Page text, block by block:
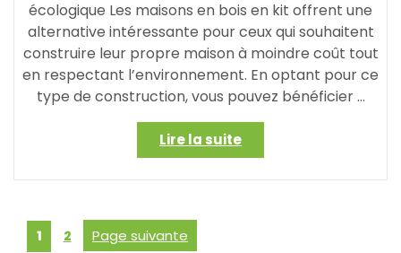
écologique Les maisons en bois en kit offrent une
alternative intéressante pour ceux qui souhaitent
construire leur propre maison à moindre coût tout
en respectant l’environnement. En optant pour ce
type de construction, vous pouvez bénéficier …
Lire la suite« Construisez
Votre
Maison
Posts
Page
1 Page
2 Page suivante